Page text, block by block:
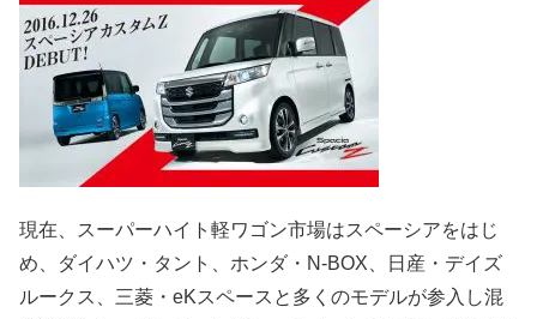
現在、スーパーハイト軽ワゴン市場はスペーシアをはじ
め、ダイハツ・タント、ホンダ・N-BOX、日産・デイズ
ルークス、三菱・eKスペースと多くのモデルが参入し混